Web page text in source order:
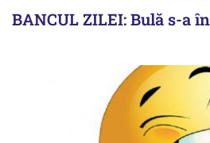
BANCUL ZILEI: Bulă s-a